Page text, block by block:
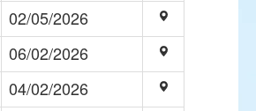
02/05/2026
06/02/2026
04/02/2026